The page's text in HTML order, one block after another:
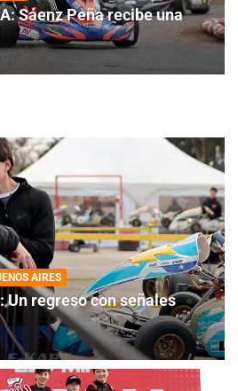
Sáenz Peña recibe una
AIRES
Un regreso con señales